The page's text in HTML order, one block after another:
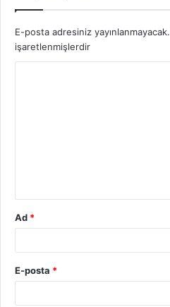
E-posta adresiniz yayınlanmayacak.
işaretlenmişlerdir
Ad *
E-posta *